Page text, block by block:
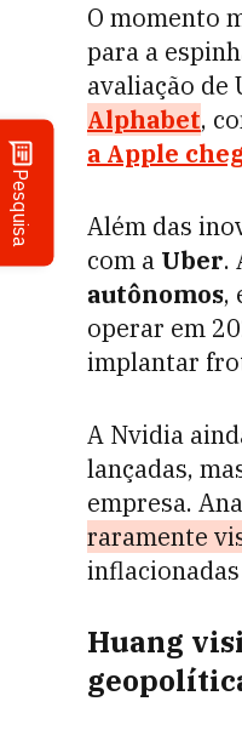
Pesquisa
O momento
para a
avaliação de
Alphabet,
a Apple
Além das
com a Uber.
autônomos,
operar em
implantar
A Nvidia
lançadas,
empresa.
raramente
Huang